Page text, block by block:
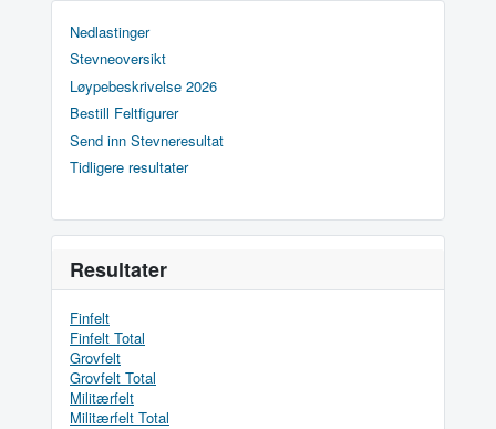
Nedlastinger
Stevneoversikt
Løypebeskrivelse 2026
Bestill Feltfigurer
Send inn Stevneresultat
Tidligere resultater
Resultater
Finfelt
Finfelt Total
Grovfelt
Grovfelt Total
Militærfelt
Militærfelt Total